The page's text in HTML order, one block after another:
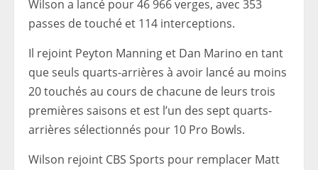
Wilson a lancé pour 46 966 verges, avec 353
passes de touché et 114 interceptions.
Il rejoint Peyton Manning et Dan Marino en tant
que seuls quarts-arrières à avoir lancé au moins
20 touchés au cours de chacune de leurs trois
premières saisons et est l’un des sept quarts-
arrières sélectionnés pour 10 Pro Bowls.
Wilson rejoint CBS Sports pour remplacer Matt